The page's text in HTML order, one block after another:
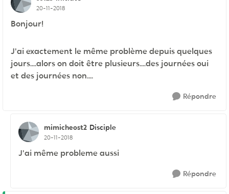
20-11-2018
Bonjour!
J'ai exactement le même problème depuis quelques
jours....alors on doit être plusieurs....des journées oui
et des journées non....
Répondre
mimicheost2 Disciple
20-11-2018
J'ai même probleme aussi
Répondre